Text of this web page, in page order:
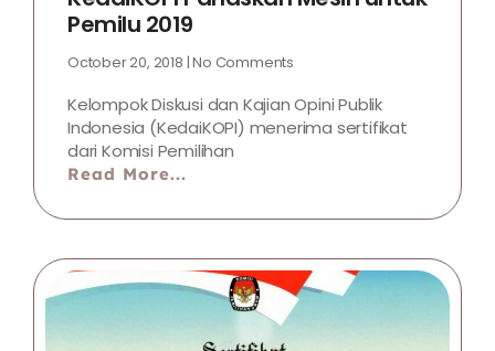
Pemilu 2019
October 20, 2018 No Comments
Kelompok Diskusi dan Kajian Opini Publik
Indonesia (KedaiKOPI) menerima sertifikat
dari Komisi Pemilihan
Read More...